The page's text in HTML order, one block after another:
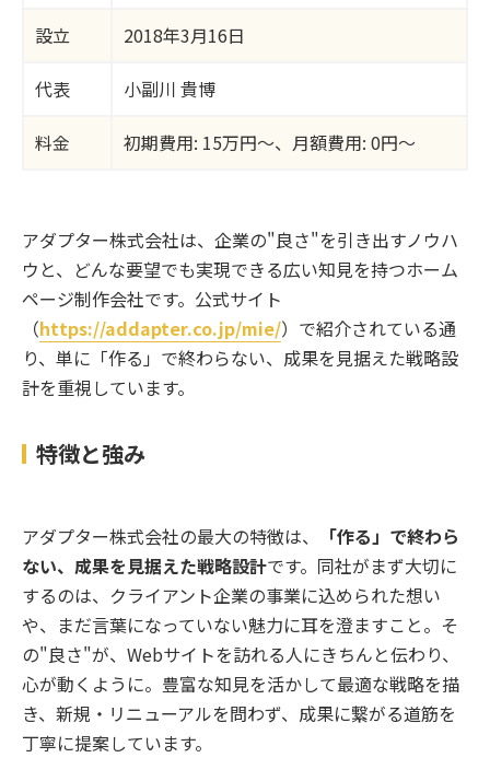
設立 2018年3月16日
代表 小副川 貴博
料金 初期費用: 15万円〜、月額費用: 0円〜
アダプター株式会社は、企業の"良さ"を引き出すノウハ
ウと、どんな要望でも実現できる広い知見を持つホーム
ページ制作会社です。公式サイト
（https://addapter.co.jp/mie/）で紹介されている通
り、単に「作る」で終わらない、成果を見据えた戦略設
計を重視しています。
特徴と強み
アダプター株式会社の最大の特徴は、
「作る」で終わら
ない、成果を見据えた戦略設計です。同社がまず大切に
するのは、クライアント企業の事業に込められた想い
や、まだ言葉になっていない魅力に耳を澄ますこと。そ
の"良さ"が、Webサイトを訪れる人にきちんと伝わり、
心が動くように。豊富な知見を活かして最適な戦略を描
き、新規・リニューアルを問わず、成果に繋がる道筋を
丁寧に提案しています。